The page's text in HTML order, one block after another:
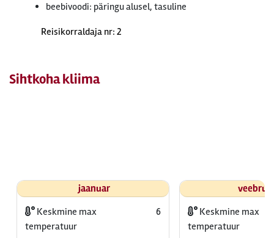
beebivoodi: päringu alusel, tasuline
Reisikorraldaja nr: 2
Sihtkoha kliima
jaanuar
Keskmine max
temperatuur
6
Keskmine max
temperatuur